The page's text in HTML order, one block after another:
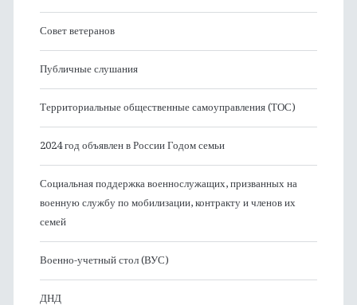
Совет ветеранов
Публичные слушания
Территориальные общественные самоуправления (ТОС)
2024 год объявлен в России Годом семьи
Социальная поддержка военнослужащих, призванных на
военную службу по мобилизации, контракту и членов их
семей
Военно-учетный стол (ВУС)
ДНД